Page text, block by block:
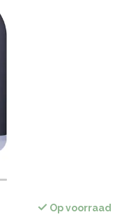
Op voorraad